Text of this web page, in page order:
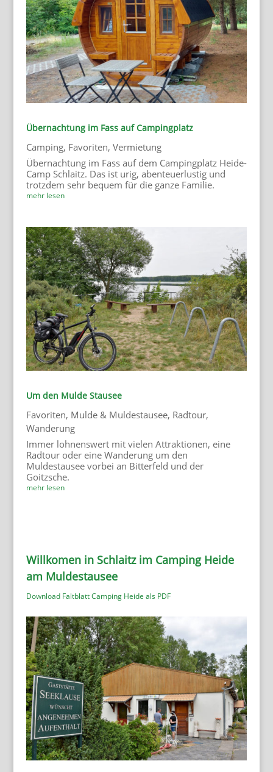
Übernachtung im Fass auf Campingplatz
Camping, Favoriten, Vermietung
Übernachtung im Fass auf dem Campingplatz Heide-
Camp Schlaitz. Das ist urig, abenteuerlustig und
trotzdem sehr bequem für die ganze Familie.
mehr lesen
Um den Mulde Stausee
Favoriten, Mulde & Muldestausee, Radtour,
Wanderung
Immer lohnenswert mit vielen Attraktionen, eine
Radtour oder eine Wanderung um den
Muldestausee vorbei an Bitterfeld und der
Goitzsche.
mehr lesen
Willkomen in Schlaitz im Camping Heide
am Muldestausee
Download Faltblatt Camping Heide als PDF